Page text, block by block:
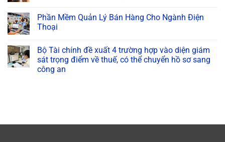
Phần Mềm Quản Lý Bán Hàng Cho Ngành Điện
Thoại
Bộ Tài chính đề xuất 4 trường hợp vào diện giám
sát trọng điểm về thuế, có thể chuyển hồ sơ sang
công an